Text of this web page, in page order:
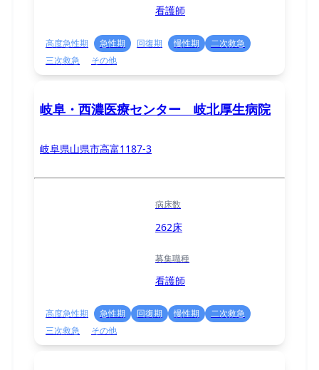
看護師
高度急性期 急性期 回復期 慢性期
二次救急
三次救急
その他
岐阜・西濃医療センター 岐北厚生病院
岐阜県山県市高富1187-3
病床数
262床
募集職種
看護師
高度急性期 急性期 回復期 慢性期
二次救急
三次救急
その他